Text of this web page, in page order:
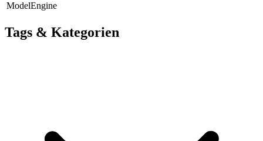
ModelEngine
Tags & Kategorien